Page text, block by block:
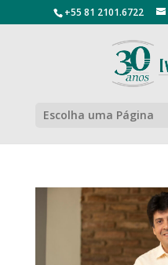
+55 81 2101.6722
Escolha uma Página